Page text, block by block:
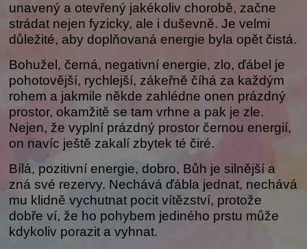
unavený a otevřený jakékoliv chorobě, začne
strádat nejen fyzicky, ale i duševně. Je velmi
důležité, aby doplňovaná energie byla opět čistá.
Bohužel, černá, negativní energie, zlo, ďábel je
pohotovější, rychlejší, zákeřně číhá za každým
rohem a jakmile někde zahlédne onen prázdný
prostor, okamžitě se tam vrhne a pak je zle.
Nejen, že vyplní prázdný prostor černou energií,
on navíc ještě zakalí zbytek té čiré.
Bílá, pozitivní energie, dobro, Bůh je silnější a
zná své rezervy. Nechává ďábla jednat, nechává
mu klidně vychutnat pocit vítězství, protože
dobře ví, že ho pohybem jediného prstu může
kdykoliv porazit a vyhnat.